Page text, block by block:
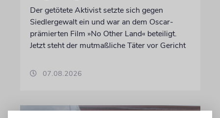
Der getötete Aktivist setzte sich gegen
Siedlergewalt ein und war an dem Oscar-
prämierten Film »No Other Land« beteiligt.
Jetzt steht der mutmaßliche Täter vor Gericht
07.08.2026